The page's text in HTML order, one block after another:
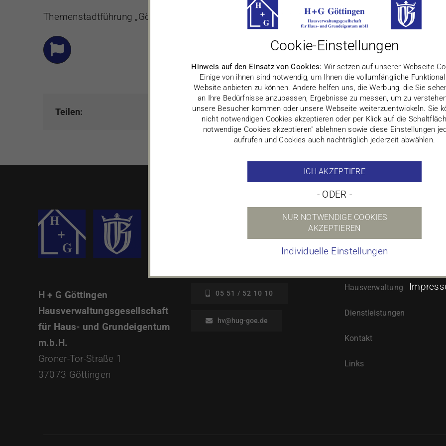
Themenstadtführung „Göttinger Film- und Theatergeschichten
Teilen:
H + G Göttingen
Hausverwaltungsgesellschaft
für Haus- und Grundeigentum
m.b.H.
Groner-Tor-Straße 1
37073 Göttingen
05 51 / 52 10 10
hv@hug-goe.de
Hausverwaltung
Dienstleistungen
Kontakt
Links
Cookie-Einstellungen
Hinweis auf den Einsatz von Cookies: Wir setzen auf unserer Webseite
Einige von ihnen sind notwendig, um Ihnen die vollumfängliche
Website anbieten zu können. Andere helfen uns, die Werbung, die Sie
an Ihre Bedürfnisse anzupassen, Ergebnisse zu messen, um zu
unsere Besucher kommen oder unsere Webseite weiterzuentwickeln. Sie
nicht notwendigen Cookies akzeptieren oder per Klick auf die
notwendige Cookies akzeptieren" ablehnen sowie diese Einstellungen
aufrufen und Cookies auch nachträglich jederzeit abwählen.
ICH AKZEPTIERE
- ODER -
NUR NOTWENDIGE COOKIES
AKZEPTIEREN
Individuelle Einstellungen